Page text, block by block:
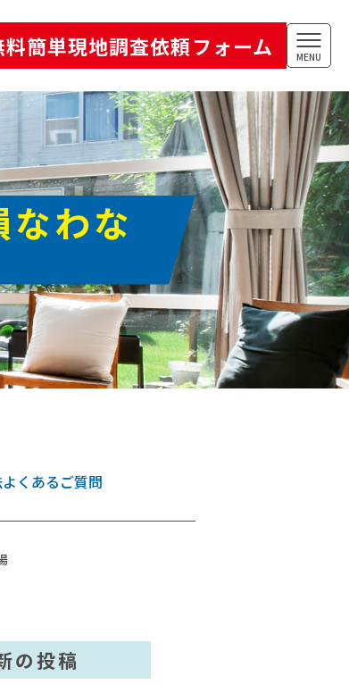
料簡単現地調査依頼フォーム MENU
わな
よくあるご質問
の投稿